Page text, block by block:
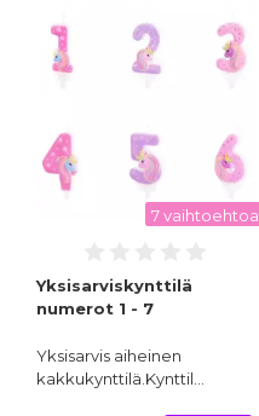
7 vaihtoehtoa
Yksisarviskynttilä
numerot 1 - 7
Yksisarvis aiheinen
kakkukynttilä.Kynttil…